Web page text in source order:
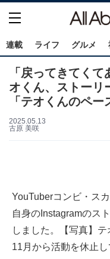
連載 ライフ グルメ
「戻ってきてく
オくん、ストーリ
「テオくんのペー
2025.05.13
古原 美咲
YouTuberコンビ・ス
自身のInstagramのス
しました。【写真】
11月から活動を休止し